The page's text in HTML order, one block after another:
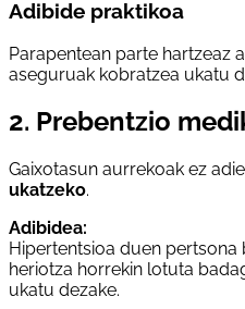
Adibide praktikoa
Parapentean parte hartzeaz
aseguruak kobratzea ukatu
2. Prebentzio
Gaixotasun aurrekoak ez
ukatzeko.
Adibidea:
Hipertentsioa duen pertsona
heriotza horrekin lotuta
ukatu dezake.